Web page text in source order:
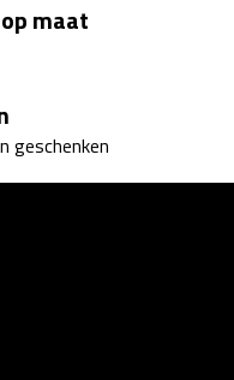
maat
geschenken